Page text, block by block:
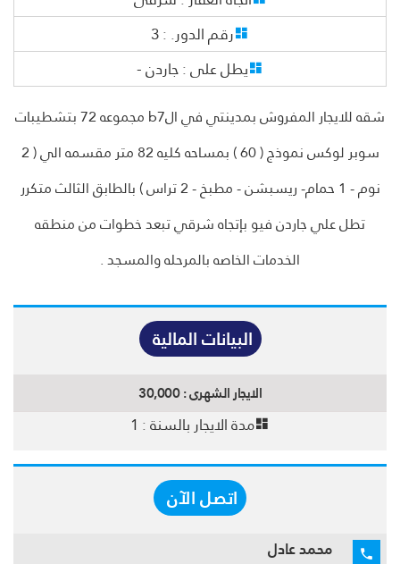
رقم الدور. :
يطل على :جاردن -
شقه للايجار المفروش بمدينتي في الb7 مجموعه 72 بتشطيبات
سوبر لوكس نموذج ( 60 ) بمساحه كليه 82 متر مقسمه الي ( 2
نوم - 1 حمام- ريسبشن - مطبخ - 2 تراس ) بالطابق الثالث متكرر
تطل علي جاردن فيو بإتجاه شرقي تبعد خطوات من منطقه
الخدمات الخاصه بالمرحله والمسجد .
البيانات المالية
الايجار الشهرى :30,000
مدة الايجار بالسنة :
اتصل الآن
محمد عادل